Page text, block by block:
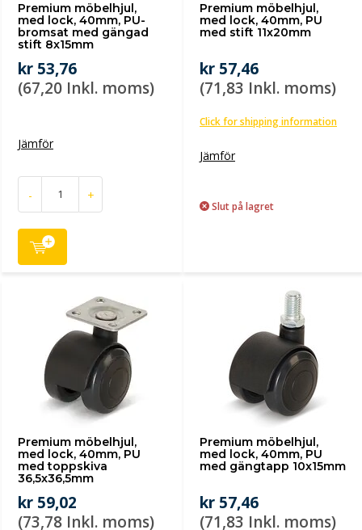
Premium möbelhjul,
med lock, 40mm, PU-
bromsat med gängad
stift 8x15mm
kr 53,76
(67,20 Inkl. moms)
Jämför
- +
Premium möbelhjul,
med lock, 40mm, PU
med stift 11x20mm
kr 57,46
(71,83 Inkl. moms)
Click for shipping information
Jämför
Slut på lagret
Premium möbelhjul,
med lock, 40mm, PU
med toppskiva
36,5x36,5mm
kr 59,02
(73,78 Inkl. moms)
Premium möbelhjul,
med lock, 40mm, PU
med gängtapp 10x15mm
kr 57,46
(71,83 Inkl. moms)